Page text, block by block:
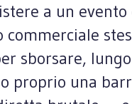
a un
sborsare,
proprio una